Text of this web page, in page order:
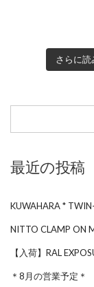
さらに読
最近の投稿
KUWAHARA *
NITTO CLAMP ON
【入荷】RAL
＊8月の営業予定＊